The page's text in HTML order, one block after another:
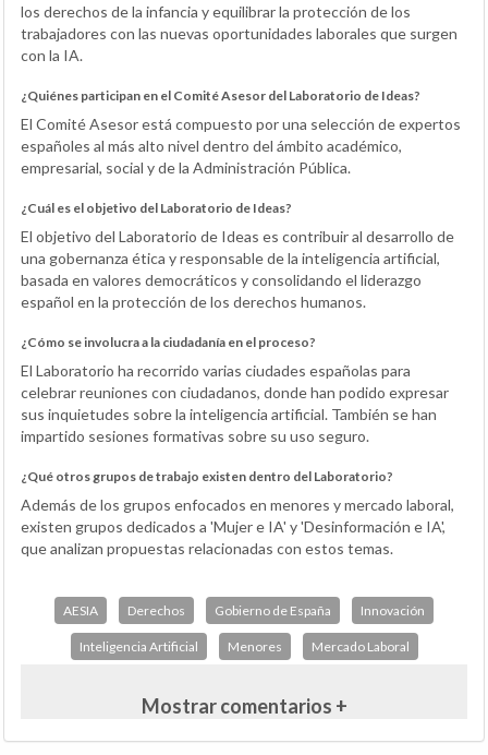
los derechos de la infancia y equilibrar la protección de los
trabajadores con las nuevas oportunidades laborales que surgen
con la IA.
¿Quiénes participan en el Comité Asesor del Laboratorio de Ideas?
El Comité Asesor está compuesto por una selección de expertos
españoles al más alto nivel dentro del ámbito académico,
empresarial, social y de la Administración Pública.
¿Cuál es el objetivo del Laboratorio de Ideas?
El objetivo del Laboratorio de Ideas es contribuir al desarrollo de
una gobernanza ética y responsable de la inteligencia artificial,
basada en valores democráticos y consolidando el liderazgo
español en la protección de los derechos humanos.
¿Cómo se involucra a la ciudadanía en el proceso?
El Laboratorio ha recorrido varias ciudades españolas para
celebrar reuniones con ciudadanos, donde han podido expresar
sus inquietudes sobre la inteligencia artificial. También se han
impartido sesiones formativas sobre su uso seguro.
¿Qué otros grupos de trabajo existen dentro del Laboratorio?
Además de los grupos enfocados en menores y mercado laboral,
existen grupos dedicados a 'Mujer e IA' y 'Desinformación e IA',
que analizan propuestas relacionadas con estos temas.
AESIA Derechos Gobierno de España Innovación
Inteligencia Artificial Menores Mercado Laboral
Mostrar comentarios +